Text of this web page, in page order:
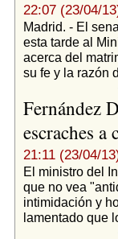
22:07 (23/04/
Madrid. - El
esta tarde al
acerca del
su fe y la razón
Fernández
escraches a
21:11 (23/04/
El ministro del
que no vea
intimidación y
lamentado que